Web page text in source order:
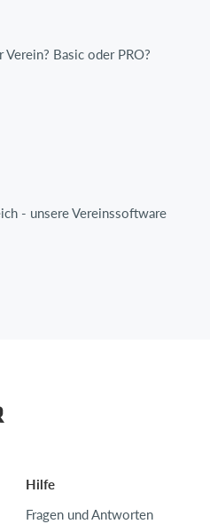
Basic oder PRO?
- unsere Vereinssoftware
Hilfe
Fragen und Antworten